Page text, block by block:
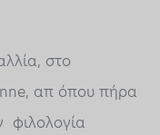
στο
απ όπου πήρα
φιλολογία